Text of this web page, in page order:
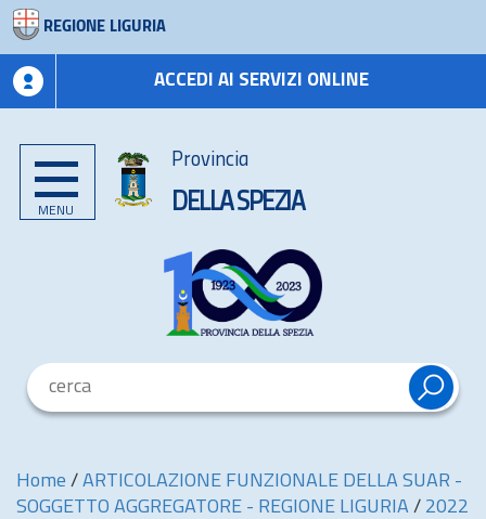
REGIONE LIGURIA
ACCEDI AI SERVIZI ONLINE
MENU
Provincia
DELLA SPEZIA
Home / ARTICOLAZIONE FUNZIONALE DELLA SUAR -
SOGGETTO AGGREGATORE - REGIONE LIGURIA / 2022